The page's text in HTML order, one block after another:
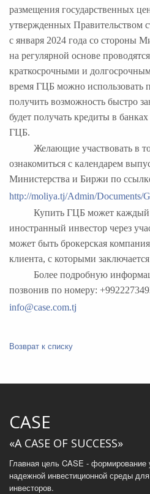
размещения государственных
утвержденных Правительством
с января 2024 года со стороны
на регулярной основе
краткосрочными и
время ГЦБ можно
получить возможность быстро
будет получать кредиты в
ГЦБ.
Желающие участвовать в
ознакомиться с календарем
Министерства и Биржи по
http://moliya.tj/Admin/Documents/
Купить ГЦБ может каждый
иностранный инвестор через
может быть брокерская
клиента, с которыми
Более подробную
позвонив по номеру:
info@case.com.tj
Возврат к списку
CASE
«A CASE OF SUCCESS»
Главная цель CASE - формирование
надежной инвестиционной среды
инвесторов.